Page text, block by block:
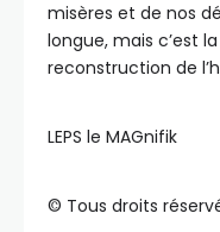
misères et de nos
longue, mais c’est
reconstruction de
LEPS le MAGnifik
©️ Tous droits